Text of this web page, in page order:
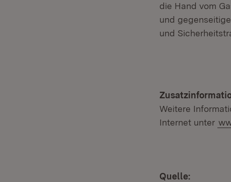
die Hand vom
und
und
Weitere
Internet unter
Quelle: